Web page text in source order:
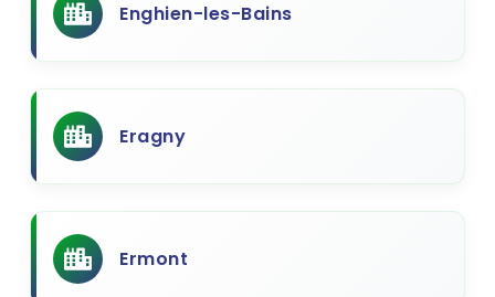
Enghien-les-Bains
Eragny
Ermont